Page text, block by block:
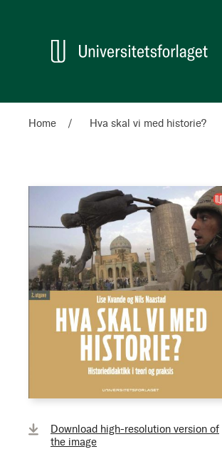
Home Hva skal vi med historie?
Download high-resolution version of
the image
Browse
the